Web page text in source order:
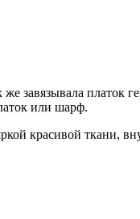
завязывала платок
или шарф.
красивой ткани,